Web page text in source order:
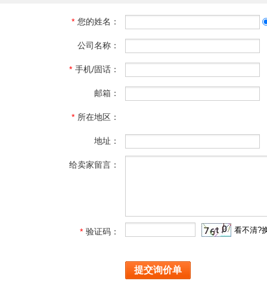
* 您的姓名：
公司名称：
* 手机/固话：
邮箱：
* 所在地区：
地址：
给卖家留言：
* 验证码： 看不清?